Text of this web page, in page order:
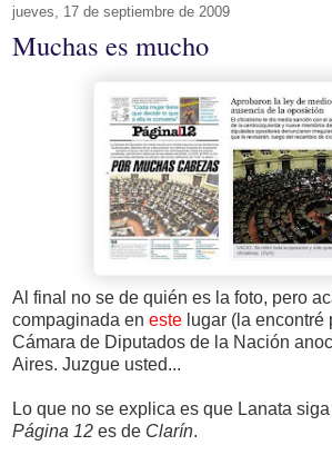
jueves, 17 de septiembre de 2009
Muchas es mucho
Al final no se de quién es la foto, pero
compaginada en este lugar (la encontré
Cámara de Diputados de la Nación
Aires. Juzgue usted...
Lo que no se explica es que Lanata
Página 12 es de Clarín.